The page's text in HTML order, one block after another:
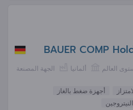
BAUER COMP
الجهة المصنعة ألمانيا العالم
أجهزة ضغط بالغاز